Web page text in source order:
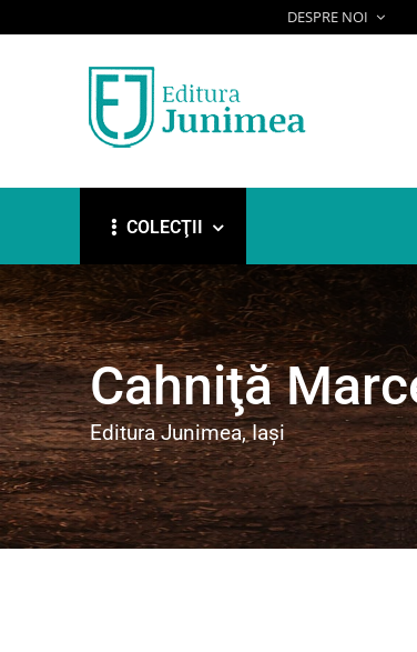
to
DESPRE NOI
COLECŢII
Cahniţă
Editura Junimea, Iași